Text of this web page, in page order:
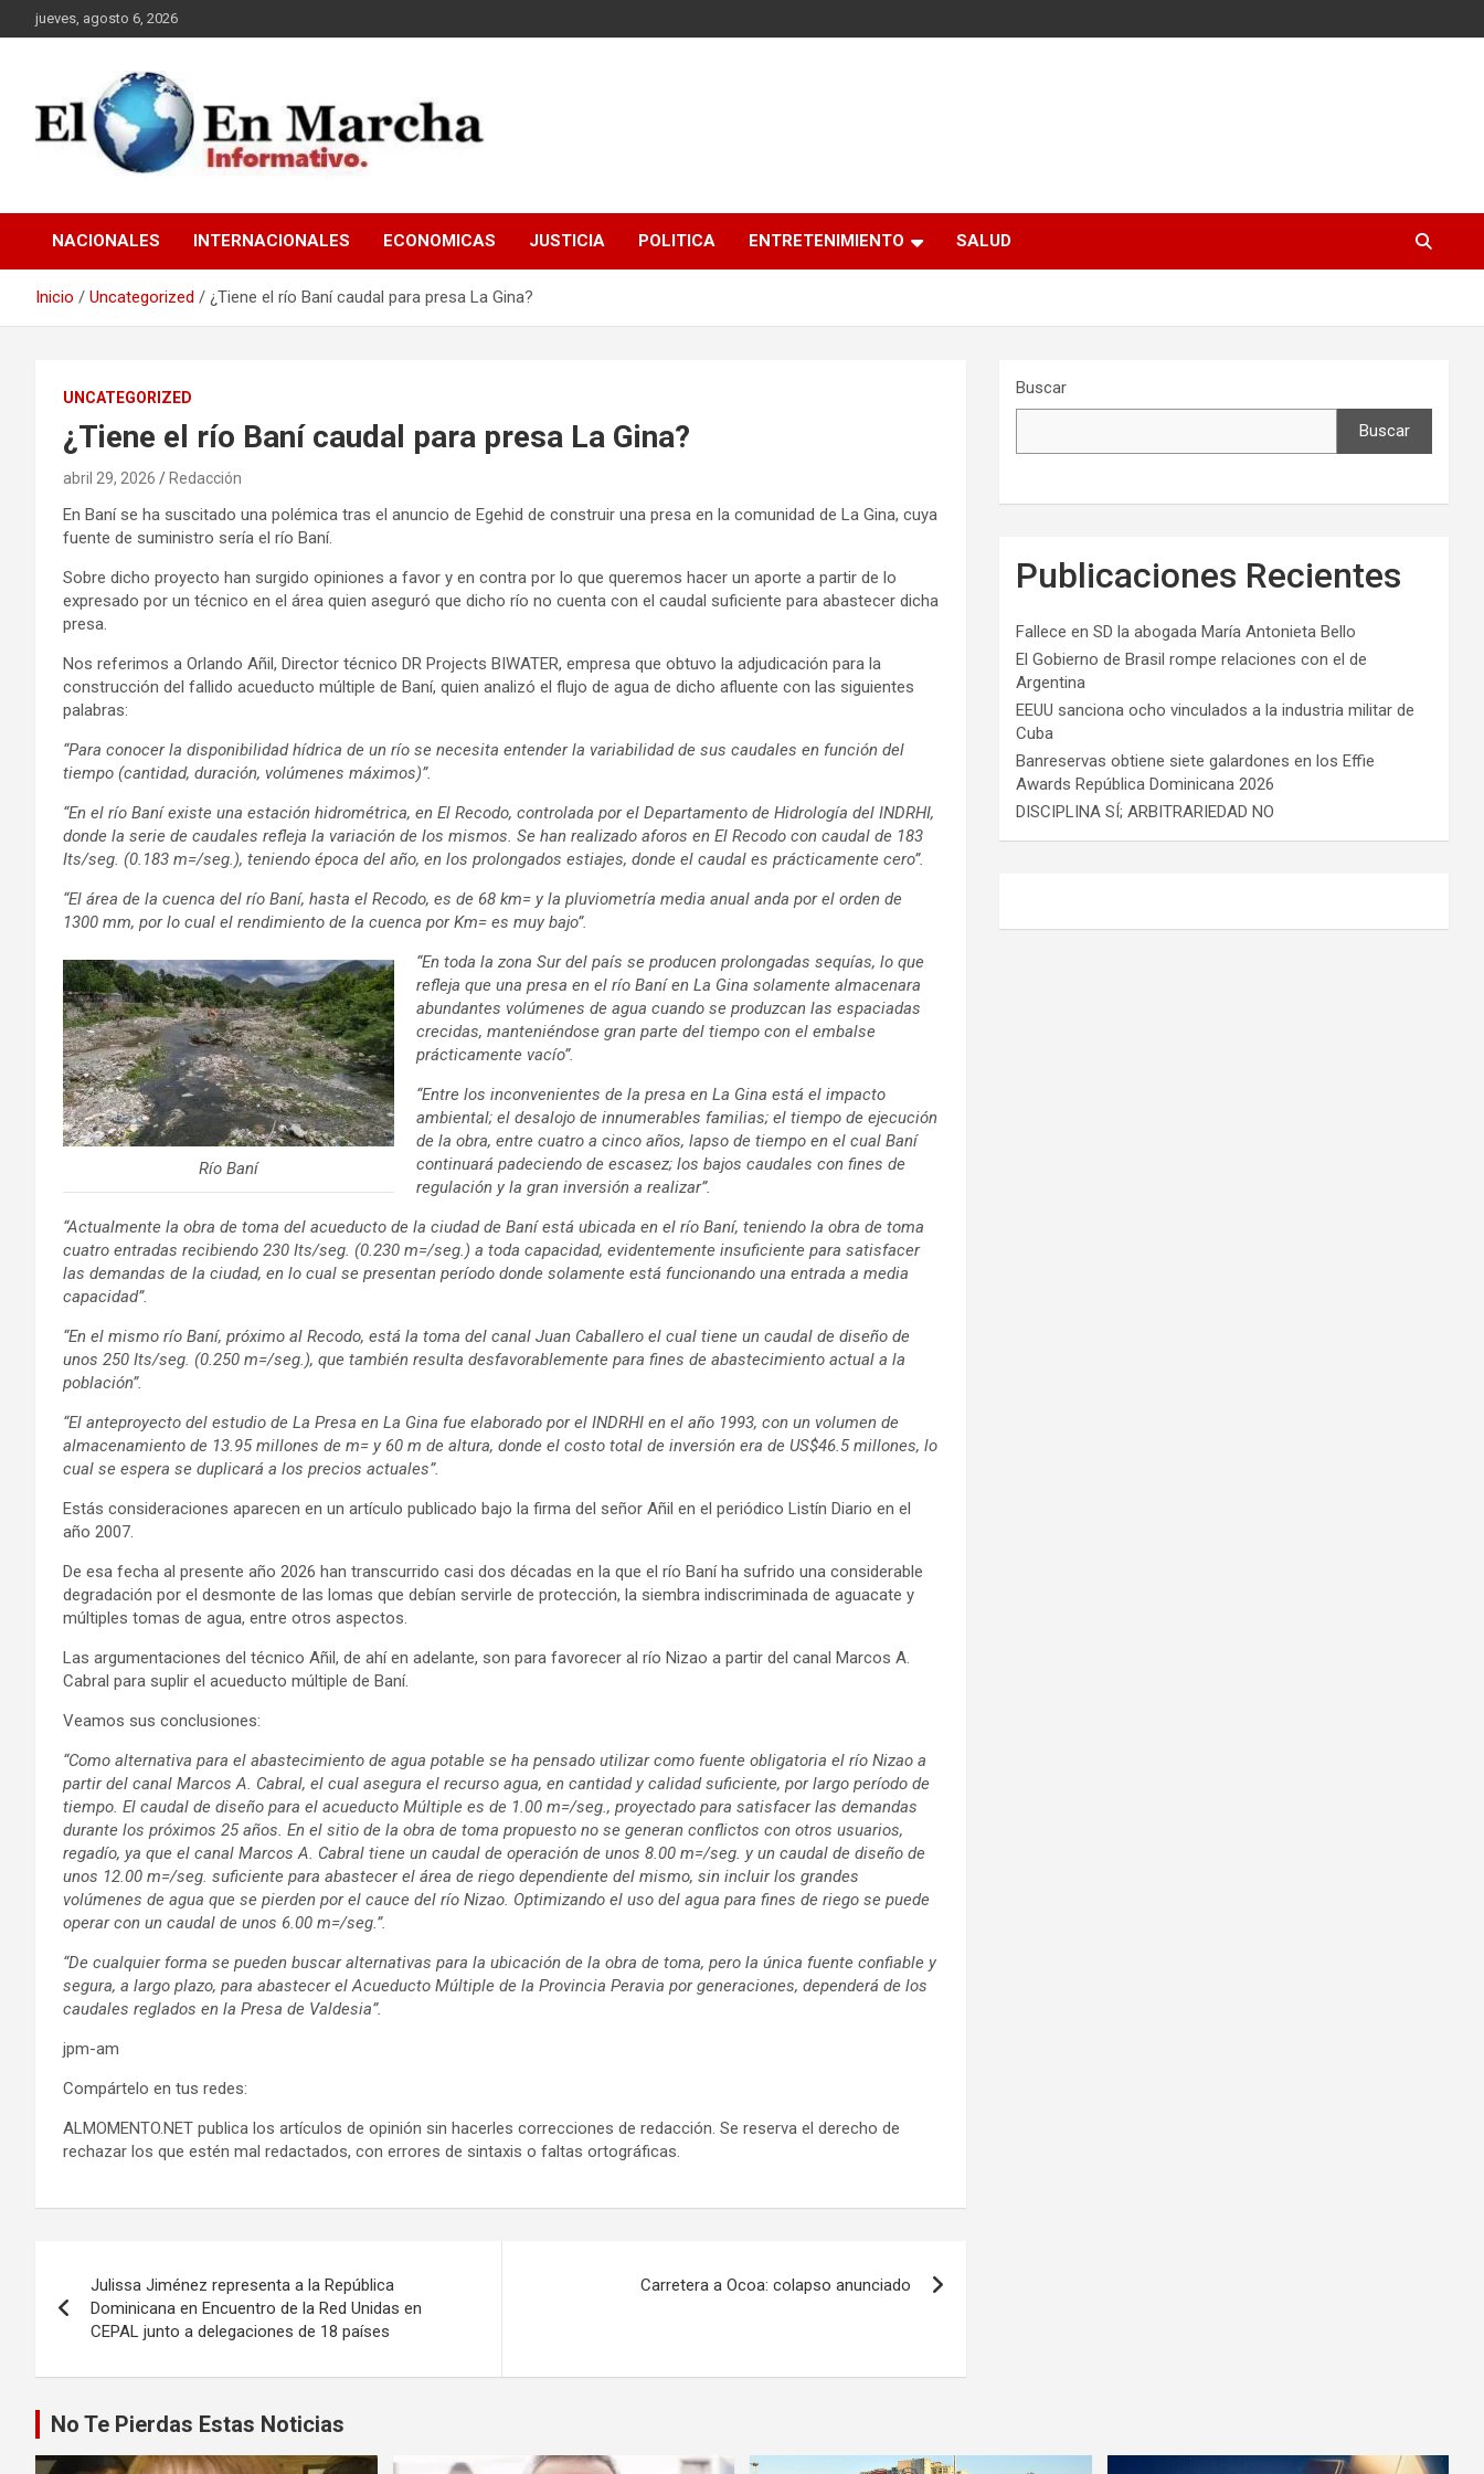
Saltar
al
jueves, agosto 6, 2026
elmundoenmarcha.net
NACIONALES INTERNACIONALES ECONOMICAS JUSTICIA POLITICA ENTRETENIMIENTO SALUD
Inicio Uncategorized ¿Tiene el río Baní caudal para presa La Gina?
UNCATEGORIZED
¿Tiene el río Baní caudal para presa La Gina?
abril 29, 2026 Redacción
En Baní se ha suscitado una polémica tras el anuncio de Egehid de construir una presa en la comunidad de La Gina, cuya
fuente de suministro sería el río Baní.
Sobre dicho proyecto han surgido opiniones a favor y en contra por lo que queremos hacer un aporte a partir de lo
expresado por un técnico en el área quien aseguró que dicho río no cuenta con el caudal suficiente para abastecer dicha
presa.
Nos referimos a Orlando Añil, Director técnico DR Projects BIWATER, empresa que obtuvo la adjudicación para la
construcción del fallido acueducto múltiple de Baní, quien analizó el flujo de agua de dicho afluente con las siguientes
palabras:
“Para conocer la disponibilidad hídrica de un río se necesita entender la variabilidad de sus caudales en función del
tiempo (cantidad, duración, volúmenes máximos)”.
“En el río Baní existe una estación hidrométrica, en El Recodo, controlada por el Departamento de Hidrología del INDRHI,
donde la serie de caudales refleja la variación de los mismos. Se han realizado aforos en El Recodo con caudal de 183
Its/seg. (0.183 m=/seg.), teniendo época del año, en los prolongados estiajes, donde el caudal es prácticamente cero”.
“El área de la cuenca del río Baní, hasta el Recodo, es de 68 km= y la pluviometría media anual anda por el orden de
1300 mm, por lo cual el rendimiento de la cuenca por Km= es muy bajo”.
Río Baní
“En toda la zona Sur del país se producen prolongadas sequías, lo que
refleja que una presa en el río Baní en La Gina solamente almacenara
abundantes volúmenes de agua cuando se produzcan las espaciadas
crecidas, manteniéndose gran parte del tiempo con el embalse
prácticamente vacío”.
“Entre los inconvenientes de la presa en La Gina está el impacto
ambiental; el desalojo de innumerables familias; el tiempo de ejecución
de la obra, entre cuatro a cinco años, lapso de tiempo en el cual Baní
continuará padeciendo de escasez; los bajos caudales con fines de
regulación y la gran inversión a realizar”.
“Actualmente la obra de toma del acueducto de la ciudad de Baní está ubicada en el río Baní, teniendo la obra de toma
cuatro entradas recibiendo 230 Its/seg. (0.230 m=/seg.) a toda capacidad, evidentemente insuficiente para satisfacer
las demandas de la ciudad, en lo cual se presentan período donde solamente está funcionando una entrada a media
capacidad”.
“En el mismo río Baní, próximo al Recodo, está la toma del canal Juan Caballero el cual tiene un caudal de diseño de
unos 250 Its/seg. (0.250 m=/seg.), que también resulta desfavorablemente para fines de abastecimiento actual a la
población”.
“El anteproyecto del estudio de La Presa en La Gina fue elaborado por el INDRHI en el año 1993, con un volumen de
almacenamiento de 13.95 millones de m= y 60 m de altura, donde el costo total de inversión era de US$46.5 millones, lo
cual se espera se duplicará a los precios actuales”.
Estás consideraciones aparecen en un artículo publicado bajo la firma del señor Añil en el periódico Listín Diario en el
año 2007.
De esa fecha al presente año 2026 han transcurrido casi dos décadas en la que el río Baní ha sufrido una considerable
degradación por el desmonte de las lomas que debían servirle de protección, la siembra indiscriminada de aguacate y
múltiples tomas de agua, entre otros aspectos.
Las argumentaciones del técnico Añil, de ahí en adelante, son para favorecer al río Nizao a partir del canal Marcos A.
Cabral para suplir el acueducto múltiple de Baní.
Veamos sus conclusiones:
“Como alternativa para el abastecimiento de agua potable se ha pensado utilizar como fuente obligatoria el río Nizao a
partir del canal Marcos A. Cabral, el cual asegura el recurso agua, en cantidad y calidad suficiente, por largo período de
tiempo. El caudal de diseño para el acueducto Múltiple es de 1.00 m=/seg., proyectado para satisfacer las demandas
durante los próximos 25 años. En el sitio de la obra de toma propuesto no se generan conflictos con otros usuarios,
regadío, ya que el canal Marcos A. Cabral tiene un caudal de operación de unos 8.00 m=/seg. y un caudal de diseño de
unos 12.00 m=/seg. suficiente para abastecer el área de riego dependiente del mismo, sin incluir los grandes
volúmenes de agua que se pierden por el cauce del río Nizao. Optimizando el uso del agua para fines de riego se puede
operar con un caudal de unos 6.00 m=/seg.”.
“De cualquier forma se pueden buscar alternativas para la ubicación de la obra de toma, pero la única fuente confiable y
segura, a largo plazo, para abastecer el Acueducto Múltiple de la Provincia Peravia por generaciones, dependerá de los
caudales reglados en la Presa de Valdesia”.
jpm-am
Compártelo en tus redes:
ALMOMENTO.NET publica los artículos de opinión sin hacerles correcciones de redacción. Se reserva el derecho de
rechazar los que estén mal redactados, con errores de sintaxis o faltas ortográficas.
de
entradas
Julissa Jiménez representa a la República
Dominicana en Encuentro de la Red Unidas en
CEPAL junto a delegaciones de 18 países
Carretera a Ocoa: colapso anunciado
Buscar
Buscar
Publicaciones Recientes
Fallece en SD la abogada María Antonieta Bello
El Gobierno de Brasil rompe relaciones con el de
Argentina
EEUU sanciona ocho vinculados a la industria militar de
Cuba
Banreservas obtiene siete galardones en los Effie
Awards República Dominicana 2026
DISCIPLINA SÍ; ARBITRARIEDAD NO
No Te Pierdas Estas Noticias